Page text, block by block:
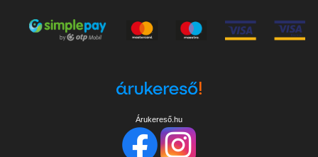
Árukereső.hu